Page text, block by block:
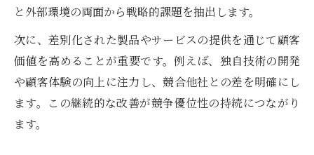
と外部環境の両面から戦略的課題を抽出します。
次に、差別化された製品やサービスの提供を通じて顧客
価値を高めることが重要です。例えば、独自技術の開発
や顧客体験の向上に注力し、競合他社との差を明確にし
ます。この継続的な改善が競争優位性の持続につながり
ます。